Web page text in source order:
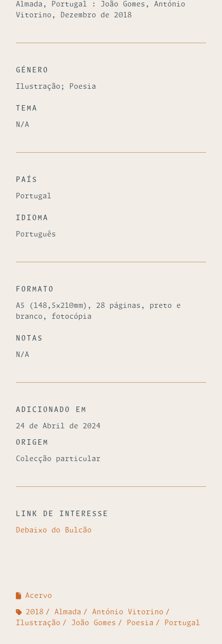
Almada, Portugal : João Gomes, António
Vitorino, Dezembro de 2018
GÉNERO
Ilustração; Poesia
TEMA
N/A
PAÍS
Portugal
IDIOMA
Português
FORMATO
A5 (148,5x210mm), 28 páginas, preto e
branco, fotocópia
NOTAS
N/A
ADICIONADO EM
24 de Abril de 2024
ORIGEM
Colecção particular
LINK DE INTERESSE
Debaixo do Bulcão
Acervo
2018 Almada
António Vitorino
Ilustração
João Gomes Poesia Portugal